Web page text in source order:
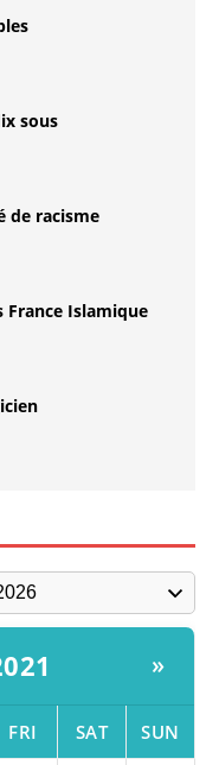
sous
de racisme
France Islamique
»
FRI SAT SUN